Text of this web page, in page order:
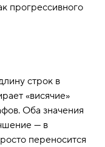
прогрессивного
строк в
«висячие»
Оба значения
— в
переносится